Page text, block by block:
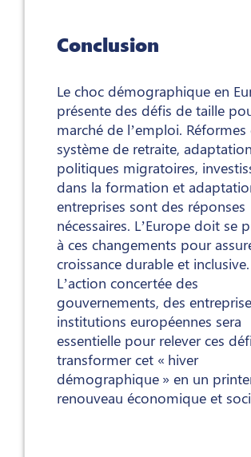
Conclusion
Le choc démographique en
présente des défis de taille
marché de l’emploi. Réformes
système de retraite,
politiques migratoires,
dans la formation et
entreprises sont des réponses
nécessaires. L’Europe doit se
à ces changements pour
croissance durable et inclusive.
L’action concertée des
gouvernements, des
institutions européennes sera
essentielle pour relever ces
transformer cet « hiver
démographique » en un
renouveau économique et